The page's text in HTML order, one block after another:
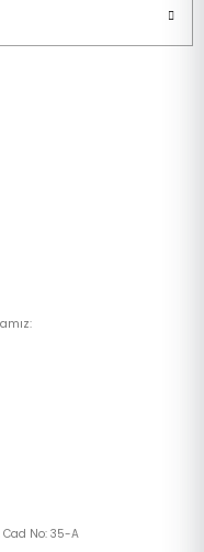
No: 35-A